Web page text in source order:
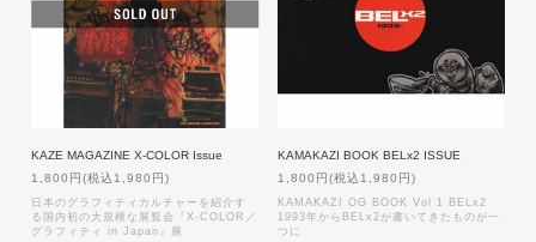
KAZE MAGAZINE X-COLOR Issue
1,800円(税込1,980円)
日本のグラフィティカルチャーを紹介す
る国内初の大規模な展覧会『X-COLOR／
グラフィティ in Japan』展
KAMAKAZI BOOK BELx2 ISSUE
1,800円(税込1,980円)
KAMAKAZI OG BOOK Vol 1 BELx2
1993年からBELx2が書いてきたものが一
つに